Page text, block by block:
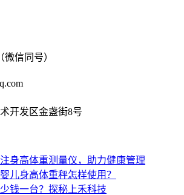
微信同号）
开发区金盏街8号
注身高体重测量仪，助力健康管理
儿身高体重秤怎样使用？
钱一台？探秘上禾科技